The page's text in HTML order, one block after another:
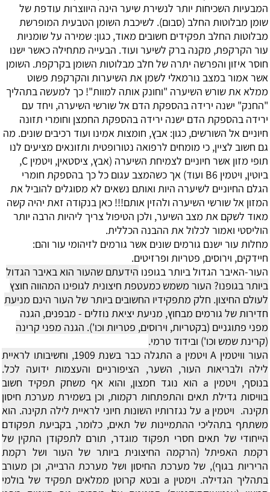
המבעיות השכיחות יותר לנשירת שיער הינה היווצרות עודפת של
שומן מבלוטות החלב (סבום). לשיכבת השומן הטבעית המופרשת
מבלוטות החלב תפקידים חשובים מאוד, כגון: שמירה על שומניות
עור הקרקפת, מקנה ברק לשיער ועוד. הבעייה מתחילה כאשר ישנו
חוסר איזון והפרשה יתרה של חלב מבלוטות השומן בקרקפת. השומן
אשר אמור במצב נורמאלי לשמן את השיערות והקרקפת פשוט
ממלא את שורש השיערה "וחונק אותה למוות"! כך למעשה בתהליך
"החנק" ישנה ירידה בהספקת הדם אל שורשי השיערה, ויחד עם
ירידה בהספקת הדם ישנה ירידה בהספקת החמצן וחומרי תזונה
חיוניים אל השורשים, כגון: אבץ, חומצות אמינו ועוד רכיבים שונים. מה
גם חשוב לציין, כי מומחים לרפואה נטורופטית ותזונאים מציעים לנו
תופי מזון אשר חיוניים לצמיחת השיערה (אבץ, ציסטאין, ויטמין C
,
ביוטין, ויטמין B6 ועוד) אך כשהמצב עגום כל כך בהספקת חומרי
הגלם החיוניים לשיערה היות ואותם נשאים לא מסוגלים להוביל את
המזון אל שורשי השיערה ולהזין אותם!!! כאן בנקודה זאת יהיה קשה
מאוד לשקם את מצב השיער, ולכן הטיפול צריך ליהיות הרבה יותר
הוליסטי ואמור לכלול את ההבנה הכללית.
מחלות עור ישנם גורמים שונים אשר גורמים לזיהומי עור והם:
חיידקים, וירוסים, פטריות ופרזיטים.
העור-האיבר הגדול ביותר בגופנו הידעתם שהעור הוא באיבר הגדול
ביותר בגופנו? העור משמש כמעטפת חיצונית לגופינו המהווה חוצץ
לעולם החיצון. חלק מתפקידיו החשובים ביותר של העור הינם מניעת
חדירות של גורמים מבחוץ, מניעת יציאת נוזלים - מבפנים, הגנה
מפני פתוגניים (בקטריות, וירוסים, פטריות וכו'). הגנה מפני קרינה
(קרינת שמש וכו') ובידוד טרמי.
העור וויטמין A
ויטמין a התגלה כבר בשנת 1909, וחשיבותו לראיית
לילה ולבריאות העור, השער, הציפורניים והעצמות ידועה לכל.
בנוסף, ויטמין a הוא נוגד חמצון, והוא אף משחק תפקיד חשוב
בוויסות גדילת תאים והתפתחות רקמות, וכן בשמירת מערכת חיסון
תקינה. ויטמין a על נגזרותיו השונות חיוני לראיית לילה תקינה. הוא
משתתף בתהליכי ההתמיינות של תאים, כלומר, בקביעת תפקודם
הייחודי של תאים חסרי תפקוד מוגדר, תורם לתפקודן התקין של
רקמת האפיתל (הרקמה החיצונית ביותר של העור ושל רקמת
הריריות בגוף), של מערכת החיסון ושל מערכת הרבייה, וכן מעורב
בתהליך הגדילה. וימטין a ובטא קרוטן ממלאים תפקיד של בולמי